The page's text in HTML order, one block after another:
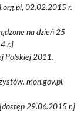
02.02.2015 r.
na dzień 25
r.]
Polskiej 2011.
mon.gov.pl,
29.06.2015 r.]